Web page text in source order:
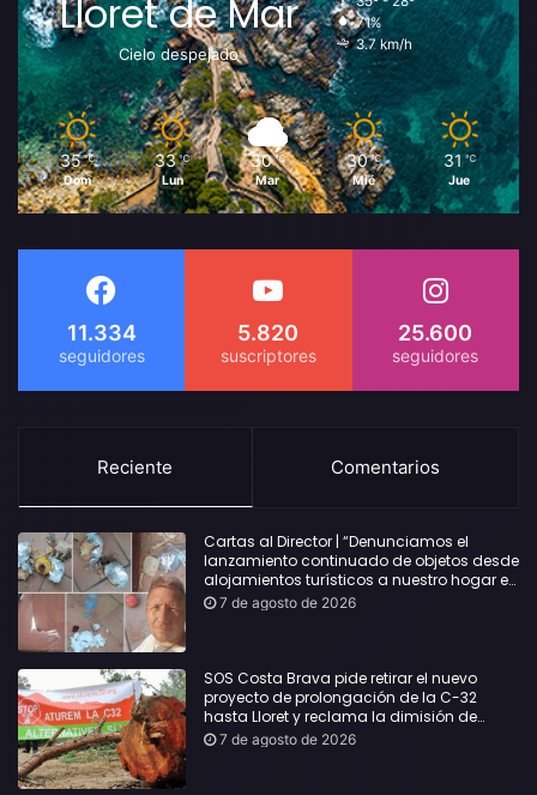
Lloret de Mar
Cielo despejado
71%
3.7 km/h
35 ℃
Dom
33 ℃
Lun
30 ℃
Mar
30 ℃
Mié
31 ℃
Jue
11.334 5.820 25.600
Reciente Comentarios
Cartas al Director | “Denunciamos el
lanzamiento continuado de objetos desde
alojamientos turísticos a nuestro hogar en
Lloret: Podría haber causado una
7 de agosto de 2026
SOS Costa Brava pide retirar el nuevo
proyecto de prolongación de la C-32
hasta Lloret y reclama la dimisión de
Sílvia Paneque
7 de agosto de 2026